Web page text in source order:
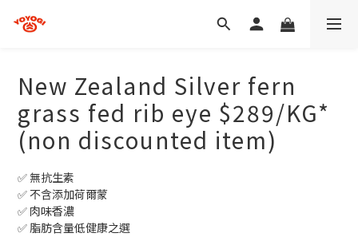
New Zealand Silver fern
grass fed rib eye $289/KG*
(non discounted item)
✅ 無抗生素
✅ 不含添加荷爾蒙
✅ 肉味香濃
✅ 脂肪含量低健康之選